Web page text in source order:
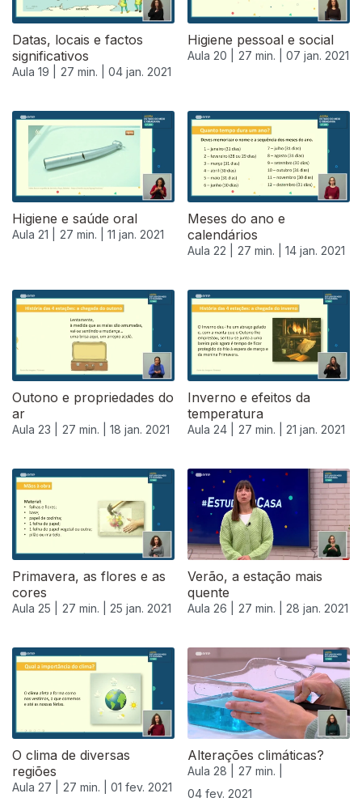
Datas, locais e factos
significativos
Aula 19 | 27 min. | 04 jan. 2021
Higiene pessoal e social
Aula 20 | 27 min. | 07 jan. 2021
Higiene e saúde oral
Aula 21 | 27 min. | 11 jan. 2021
Meses do ano e
calendários
Aula 22 | 27 min. | 14 jan. 2021
Outono e propriedades do
ar
Aula 23 | 27 min. | 18 jan. 2021
Inverno e efeitos da
temperatura
Aula 24 | 27 min. | 21 jan. 2021
519220
Primavera, as flores e as
cores
Aula 25 | 27 min. | 25 jan. 2021
Verão, a estação mais
quente
Aula 26 | 27 min. | 28 jan. 2021
O clima de diversas
regiões
Aula 27 | 27 min. | 01 fev. 2021
Alterações climáticas?
Aula 28 |
27 min. |
04 fev. 2021